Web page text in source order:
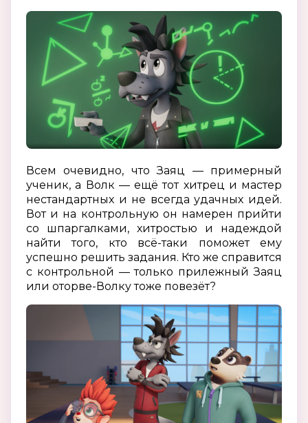
Всем очевидно, что Заяц — примерный
ученик, а Волк — ещё тот хитрец и мастер
нестандартных и не всегда удачных идей.
Вот и на контрольную он намерен прийти
со шпаргалками, хитростью и надеждой
найти того, кто всё-таки поможет ему
успешно решить задания. Кто же справится
с контрольной — только прилежный Заяц
или оторве-Волку тоже повезёт?